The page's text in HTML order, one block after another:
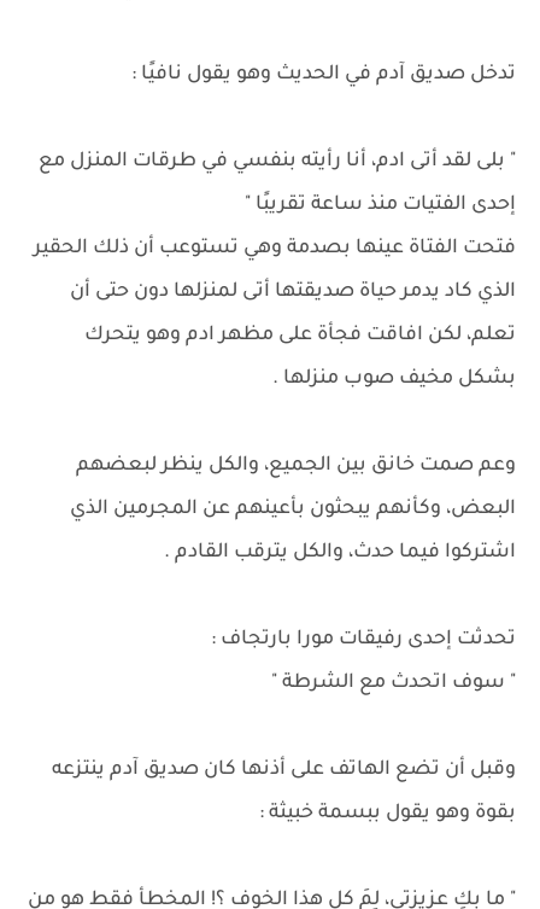
تدخل صديق آدم في الحديث وهو يقول نافيًا :
" بلى لقد أتى ادم، أنا رأيته بنفسي في طرقات المنزل مع
إحدى الفتيات منذ ساعة تقريبًا "
فتحت الفتاة عينها بصدمة وهي تستوعب أن ذلك الحقير
الذي كاد يدمر حياة صديقتها أتى لمنزلها دون حتى أن
تعلم، لكن افاقت فجأة على مظهر ادم وهو يتحرك
بشكل مخيف صوب منزلها .
وعم صمت خانق بين الجميع، والكل ينظر لبعضهم
البعض، وكأنهم يبحثون بأعينهم عن المجرمين الذي
اشتركوا فيما حدث، والكل يترقب القادم .
تحدثت إحدى رفيقات مورا بارتجاف :
" سوف اتحدث مع الشرطة "
وقبل أن تضع الهاتف على أذنها كان صديق آدم ينتزعه
بقوة وهو يقول ببسمة خبيثة :
" ما بكِ عزيزتي، لِمَ كل هذا الخوف ؟! المخطأ فقط هو من